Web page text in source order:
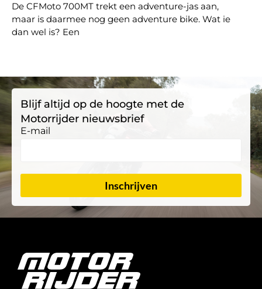
De CFMoto 700MT trekt een adventure-jas aan,
maar is daarmee nog geen adventure bike. Wat ie
dan wel is? Een
Blijf altijd op de hoogte met de
Motorrijder nieuwsbrief
E-mail
Inschrijven